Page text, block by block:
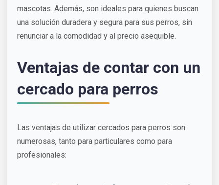
mascotas. Además, son ideales para quienes buscan
una solución duradera y segura para sus perros, sin
renunciar a la comodidad y al precio asequible.
Ventajas de contar con un
cercado para perros
Las ventajas de utilizar cercados para perros son
numerosas, tanto para particulares como para
profesionales: